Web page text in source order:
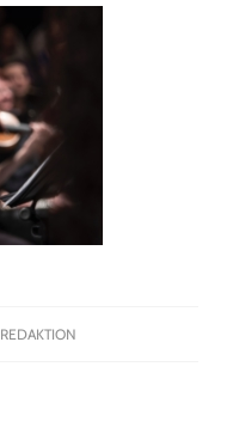
REDAKTION